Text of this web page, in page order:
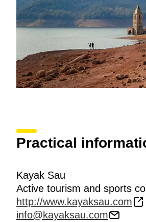
Practical
Kayak Sau
Active tourism and sports
http://www.kayaksau.com
info@kayaksau.com